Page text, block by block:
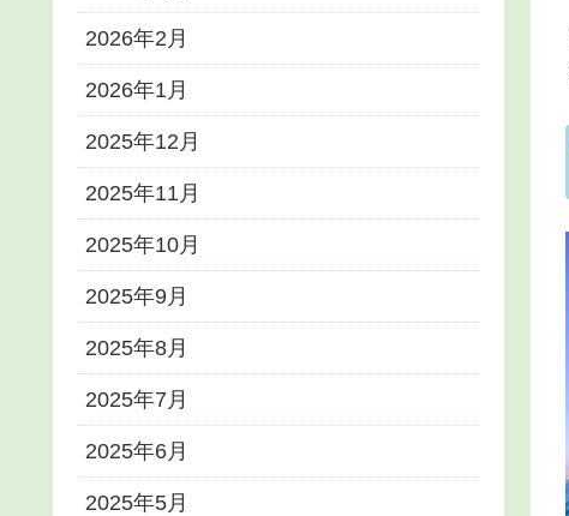
2026年2月
2026年1月
2025年12月
2025年11月
2025年10月
2025年9月
2025年8月
2025年7月
2025年6月
2025年5月